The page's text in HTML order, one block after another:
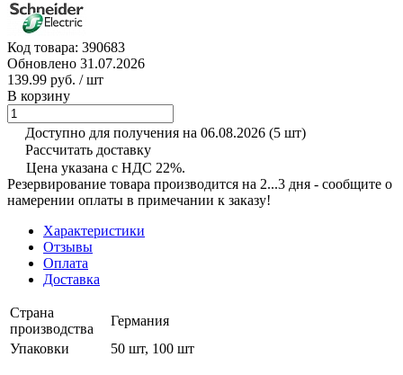
Код товара: 390683
Обновлено 31.07.2026
139.99 руб. / шт
В корзину
Доступно для получения на 06.08.2026 (5 шт)
Рассчитать доставку
Цена указана с НДС 22%.
Резервирование товара производится на 2...3 дня - сообщите о
намерении оплаты в примечании к заказу!
Характеристики
Отзывы
Оплата
Доставка
Страна
производства
Германия
Упаковки
50 шт, 100 шт